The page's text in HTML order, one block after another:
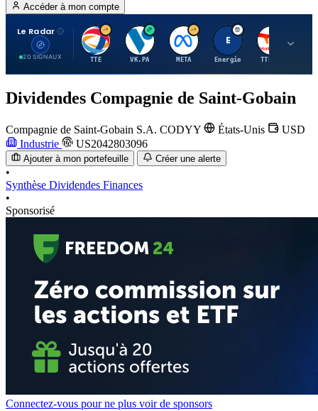
Accéder à mon compte
Le Radar
20 SIGNAUX
T
TTE
V
VK.PA
M
META
E
Energie
T
TTE.PA
Dividendes Compagnie de Saint-Gobain
Compagnie de Saint-Gobain S.A. CODYY États-Unis
USD
Industrie
US2042803096
Ajouter à mon portefeuille Créer une alerte
•
Synthèse Dividendes Finances
•
Sponsorisé
Connectez-vous pour ne plus voir de sponsors